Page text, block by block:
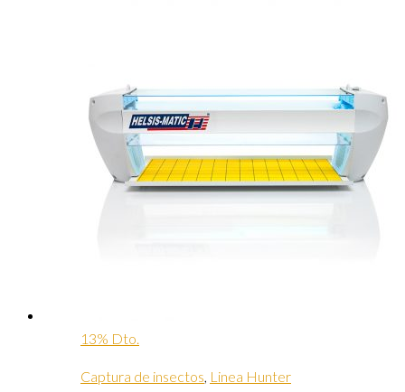
13% Dto.
Captura de insectos, Linea Hunter